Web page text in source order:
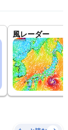
風レーダー